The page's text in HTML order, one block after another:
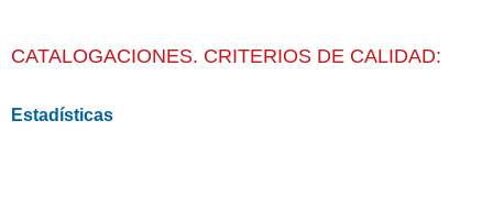
CATALOGACIONES. CRITERIOS DE CALIDAD:
Estadísticas